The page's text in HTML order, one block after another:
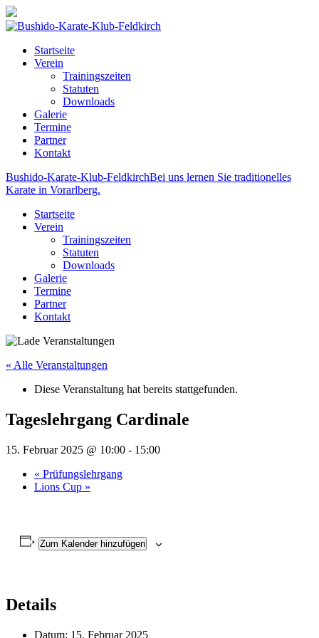
Startseite
Verein
Trainingszeiten
Statuten
Downloads
Galerie
Termine
Partner
Kontakt
Bushido-Karate-Klub-FeldkirchBei uns lernen Sie traditionelles
Karate in Vorarlberg.
Startseite
Verein
Trainingszeiten
Statuten
Downloads
Galerie
Termine
Partner
Kontakt
« Alle Veranstaltungen
Diese Veranstaltung hat bereits stattgefunden.
Tageslehrgang Cardinale
15. Februar 2025 @ 10:00 - 15:00
« Prüfungslehrgang
Lions Cup »
Zum Kalender hinzufügen
Details
Datum: 15. Februar 2025